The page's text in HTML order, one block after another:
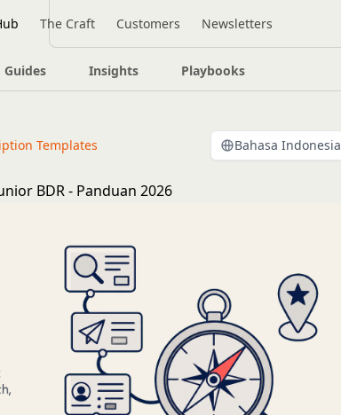
The Craft Customers Newsletters
Guides Insights Playbooks
Templates Bahasa Indonesia
BDR - Panduan 2026